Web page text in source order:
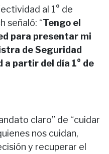
al 1° de
señaló: “Tengo el
para presentar mi
de Seguridad
a partir del día 1° de
claro” de “cuidar
nos cuidan,
y recuperar el